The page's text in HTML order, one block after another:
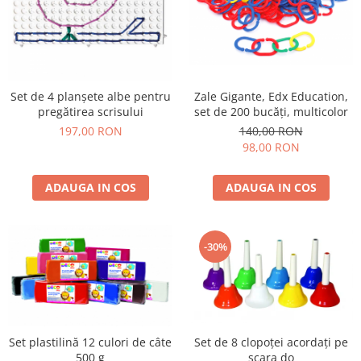
Set de 4 planșete albe pentru
pregătirea scrisului
197,00 RON
ADAUGA IN COS
Zale Gigante, Edx Education,
set de 200 bucăți, multicolor
140,00 RON
98,00 RON
ADAUGA IN COS
Set plastilină 12 culori de câte
500 g
-30%
Set de 8 clopoței acordați pe
scara do